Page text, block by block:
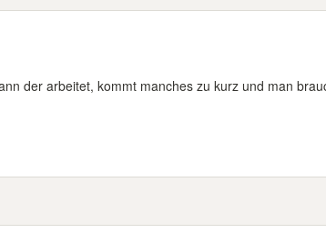
der arbeitet, kommt manches zu kurz und man